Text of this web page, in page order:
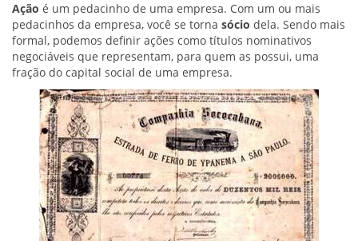
Ação é um pedacinho de uma empresa. Com um ou mais
pedacinhos da empresa, você se torna sócio dela. Sendo mais
formal, podemos definir ações como títulos nominativos
negociáveis que representam, para quem as possui, uma
fração do capital social de uma empresa.